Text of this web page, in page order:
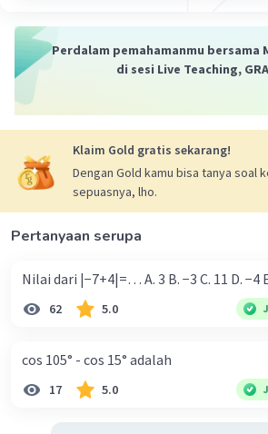
=3x-phi/1
ini ya jawabannya semoga
Beri Rating ·0.0(0) Balas
Perdalam pemahamanmu bersama
di sesi Live Teaching,
Klaim Gold gratis sekarang!
Dengan Gold kamu bisa tanya soal
sepuasnya, lho.
Pertanyaan serupa
Nilai dari |−7+4|=… A. 3 B. −3 C. 11 D.
62 5.0
cos 105° - cos 15° adalah
17 5.0